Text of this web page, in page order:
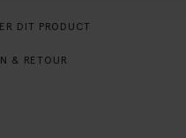
DIT PRODUCT
& RETOUR